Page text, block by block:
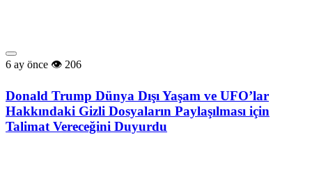
6 ay önce 206
Donald Trump Dünya Dışı Yaşam ve UFO’lar
Hakkındaki Gizli Dosyaların Paylaşılması için
Talimat Vereceğini Duyurdu